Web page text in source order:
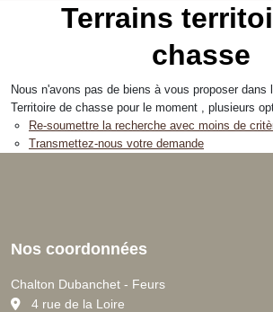
Terrains
chasse
Nous n'avons pas de biens à vous proposer dans
Territoire de chasse pour le moment , plusieurs
Re-soumettre la recherche avec moins de
Transmettez-nous votre demande
Nos coordonnées
Chalton Dubanchet - Feurs
4 rue de la Loire